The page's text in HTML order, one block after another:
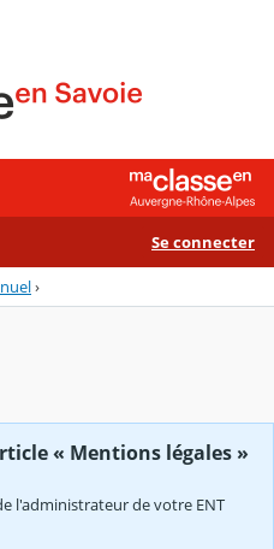
Se connecter
›
« Mentions légales »
l'administrateur de votre ENT